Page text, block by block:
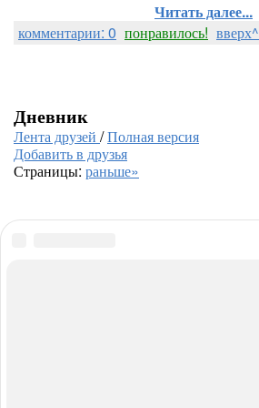
Читать далее...
комментарии: 0 понравилось! вверх^
Дневник
Лента друзей /Полная версия
Добавить в друзья
Страницы: раньше»